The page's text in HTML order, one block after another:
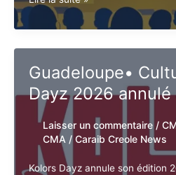
Culture.
An
lopéra
revient
Fort
Delgrès
Fort
Guadeloupe•
Dayz 2026 annulé
Laisser un commentaire /
Une CMA/Caraib Creole
Kolors Dayz annule son édition